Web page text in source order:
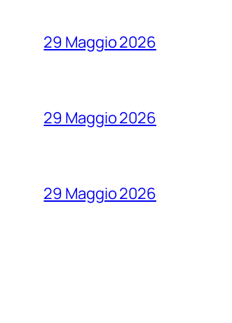
29 Maggio 2026
29 Maggio 2026
29 Maggio 2026